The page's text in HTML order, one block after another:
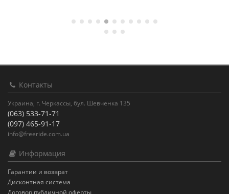
Контакты
Украина, г. Черкассы, бул. Шевченка 135
(063) 533-71-71
(097) 465-91-17
info@freeride.com.ua
Информация
Гарантии и возврат
Дисконтная система
Договор публичной оферты